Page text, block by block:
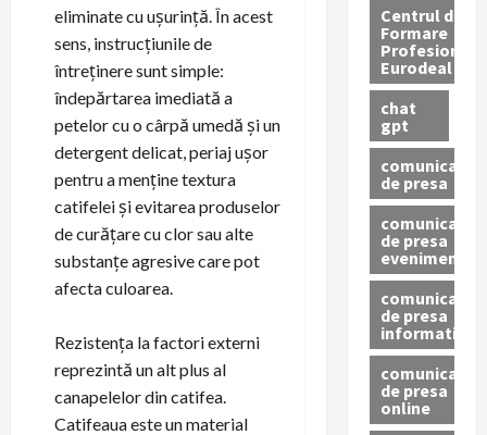
eliminate cu ușurință. În acest
sens, instrucțiunile de
întreținere sunt simple:
îndepărtarea imediată a
petelor cu o cârpă umedă și un
detergent delicat, periaj ușor
pentru a menține textura
catifelei și evitarea produselor
de curățare cu clor sau alte
substanțe agresive care pot
afecta culoarea.
Rezistența la factori externi
reprezintă un alt plus al
canapelelor din catifea.
Catifeaua este un material
Centrul de
Formare
Profesionala
Eurodeal
chat
gpt
comunicat
de presa
comunicat
de presa
eveniment
comunicat
de presa
informativ
comunicat
de presa
online